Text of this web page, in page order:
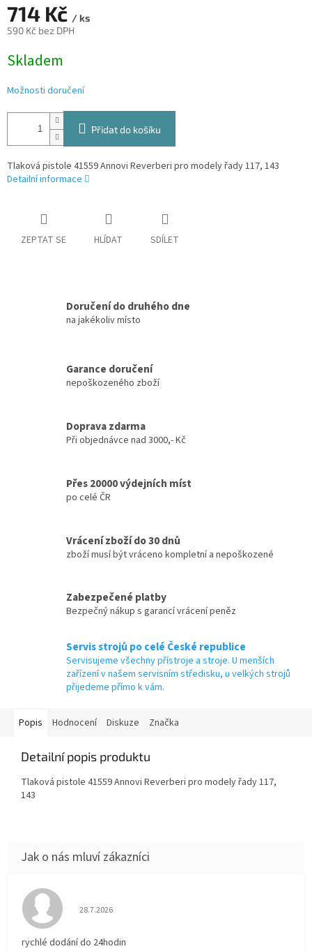
714 Kč / ks
590 Kč bez DPH
cena:
Skladem
Možnosti doručení
Přidat do košíku
Tlaková pistole 41559 Annovi Reverberi pro modely řady 117, 143
Detailní informace
ZEPTAT SE HLÍDAT SDÍLET
Doručení do druhého dne
na jakékoliv místo
Garance doručení
nepoškozeného zboží
Doprava zdarma
Při objednávce nad 3000,- Kč
Přes 20000 výdejních míst
po celé ČR
Vrácení zboží do 30 dnů
zboží musí být vráceno kompletní a nepoškozené
Zabezpečené platby
Bezpečný nákup s garancí vrácení peněz
Servis strojů po celé České republice
Servisujeme všechny přístroje a stroje. U menších
zařízení v našem servisním středisku, u velkých strojů
přijedeme přímo k vám.
Popis Hodnocení Diskuze Značka
Detailní popis produktu
Tlaková pistole 41559 Annovi Reverberi pro modely řady 117,
143
Hodnocení obchodu je 5 z 5 hvězdiček.
28.7.2026
rychlé dodání do 24hodin